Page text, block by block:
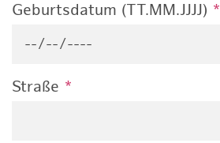
Geburtsdatum (TT.MM.JJJJ) *
Straße *